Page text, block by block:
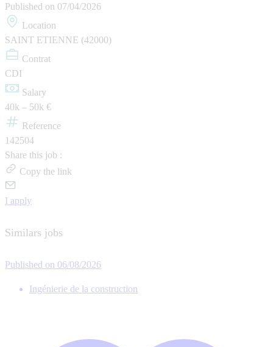
Published on 07/04/2026
Location
SAINT ETIENNE (42000)
Contrat
CDI
Salary
40k – 50k €
Reference
142504
Share this job :
Copy the link
I apply
Similars jobs
Published on 06/08/2026
Ingénierie de la construction